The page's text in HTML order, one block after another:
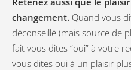
changement. Quand vous
déconseillé (mais source de
fait vous dites “oui” à votre
vous dites oui à un plaisir